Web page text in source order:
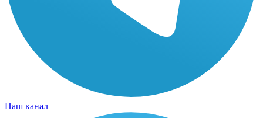
Наш канал